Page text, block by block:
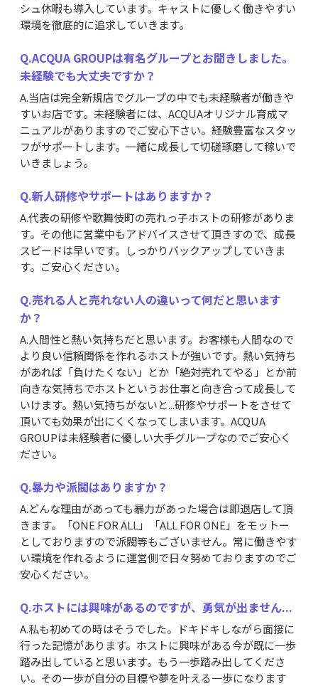
シュ休暇も導入しています。キャストに優しく働きやすい
環境を徹底的に追求していきます。
Q.ACQUA GROUPは有名グループとお聞きしました。
未経験でも大丈夫ですか？
A.当店は完全新規店でグループの中でも未経験者が働きや
すいお店です。未経験者には、ACQUAオリジナル育成マ
ニュアルがありますのでご安心下さい。経験豊富なスタッ
フがサポートします。一緒に成長して切磋琢磨して稼いで
いきましょう。
Q.新人研修やサポートはありますか？
A.代表の研修や歌舞伎町の売れっ子ホストの研修がありま
す。その他に営業中もアドバイスさせて頂きすので、成長
スピードは早いです。しっかりバックアップしていきま
す。ご安心ください。
Q.売れる人と売れない人の違いって何だと思います
か？
A.人間性と熱い気持ちだと思います。お客様も人間なので
より良い信頼関係を作れるホストが強いです。熱い気持ち
があれば「負けたくない」とか「絶対売れてやる」とか前
向きな気持ちでホストというお仕事と向き合って成長して
いけます。熱い気持ちがないと...研修やサポートをさせて
頂いても効果が出にくくなってしまいます。ACQUA
GROUPは未経験者に優しい大手グループなのでご安心く
ださい。
Q.暴力や派閥はありますか？
A.どんな理由があっても暴力があった場合は即退店して頂
きます。「ONE FOR ALL」「ALL FOR ONE」をモットー
としておりますので派閥等もございません。常に働きやす
い環境を作れるように運営側で日々努めておりますのでご
安心ください。
Q.ホストには興味があるのですが、勇気が出ません...
A.私も初めての時はそうでした。ドキドキしながら面接に
行った記憶があります。ホストに興味がある今が既に一歩
踏み出していると思います。もう一歩踏み出してくださ
い。その一歩が自分の目標や夢を叶える一歩になります